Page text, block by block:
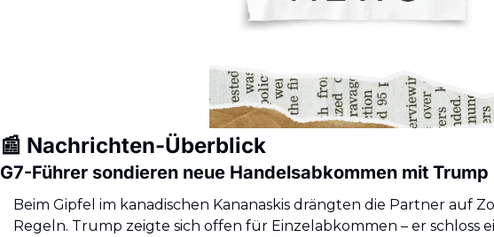
📰 Nachrichten-Überblick
G7-Führer sondieren neue Handelsabkommen mit Trump
Beim Gipfel im kanadischen Kananaskis drängten die Partner auf
Regeln. Trump zeigte sich offen für Einzelabkommen – er schloss